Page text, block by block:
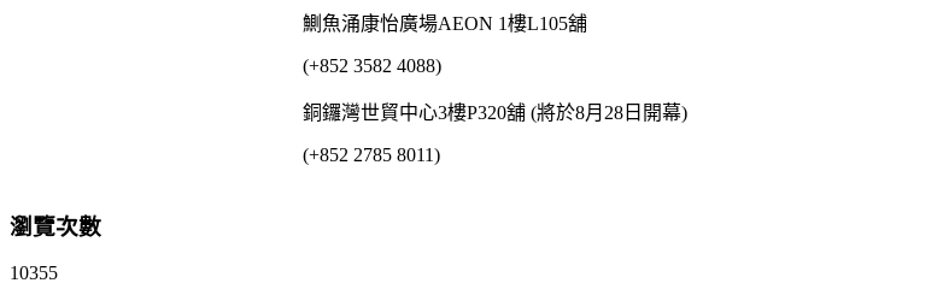
鰂魚涌康怡廣場AEON 1樓L105舖
(+852 3582 4088)
銅鑼灣世貿中心3樓P320舖 (將於8月28日開幕)
(+852 2785 8011)
瀏覽次數
10355